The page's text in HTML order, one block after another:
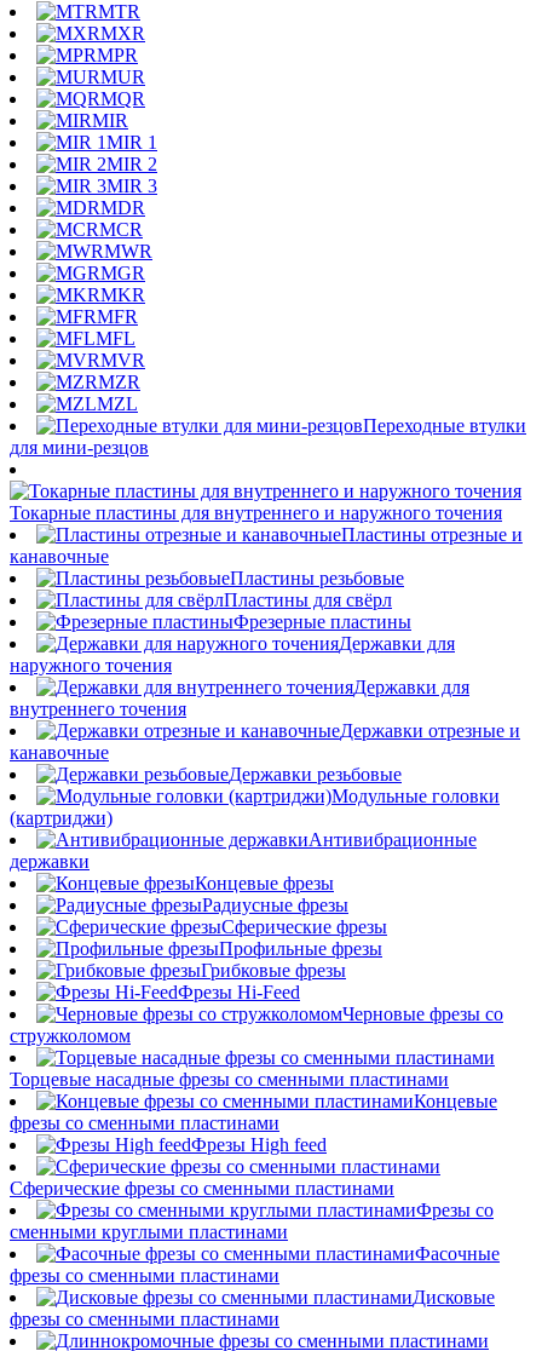
MTR
MXR
MPR
MUR
MQR
MIR
MIR 1
MIR 2
MIR 3
MDR
MCR
MWR
MGR
MKR
MFR
MFL
MVR
MZR
MZL
Переходные втулки
для мини-резцов
Токарные пластины для внутреннего и наружного точения
Пластины отрезные и
канавочные
Пластины резьбовые
Пластины для свёрл
Фрезерные пластины
Державки для
наружного точения
Державки для
внутреннего точения
Державки отрезные и
канавочные
Державки резьбовые
Модульные головки
(картриджи)
Антивибрационные
державки
Концевые фрезы
Радиусные фрезы
Сферические фрезы
Профильные фрезы
Грибковые фрезы
Фрезы Hi-Feed
Черновые фрезы со
стружколомом
Торцевые насадные фрезы со сменными пластинами
Концевые
фрезы со сменными пластинами
Фрезы High feed
Сферические фрезы со сменными пластинами
Фрезы со
сменными круглыми пластинами
Фасочные
фрезы со сменными пластинами
Дисковые
фрезы со сменными пластинами